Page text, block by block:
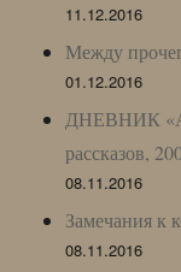
11.12.2016
Между
01.12.2016
ДНЕВНИК
рассказов,
08.11.2016
Замечания к
08.11.2016